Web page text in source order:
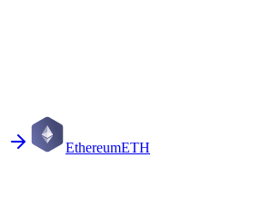
EthereumETH